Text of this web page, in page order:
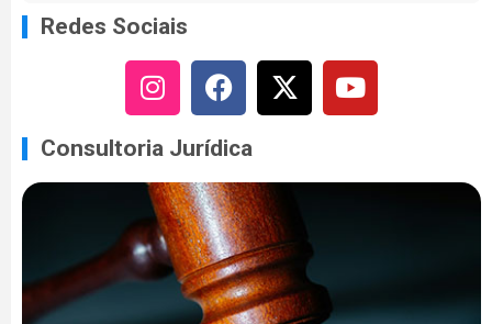
Redes Sociais
Consultoria Jurídica